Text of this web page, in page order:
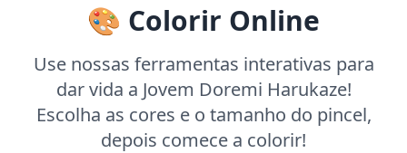
🎨 Colorir Online
Use nossas ferramentas interativas para
dar vida a Jovem Doremi Harukaze!
Escolha as cores e o tamanho do pincel,
depois comece a colorir!